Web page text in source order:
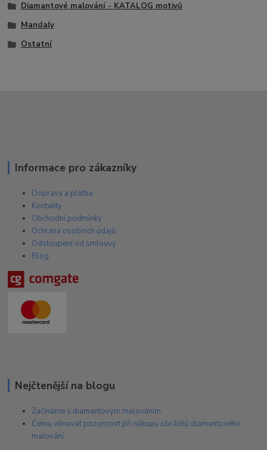
Diamantové malování - KATALOG motivů
Mandaly
Ostatní
Informace pro zákazníky
Doprava a platba
Kontakty
Obchodní podmínky
Ochrana osobních údajů
Odstoupení od smlouvy
Blog
Nejčtenější na blogu
Začínáme s diamantovým malováním
Čemu věnovat pozornost při nákupu obrázků diamantového
malování